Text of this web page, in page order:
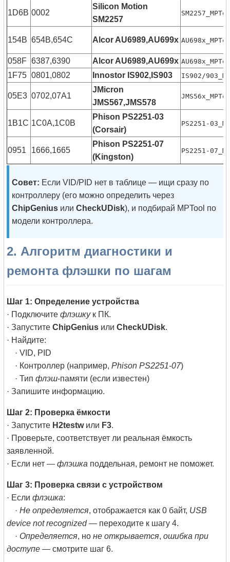
1D6B 0002
Silicon Motion
SM2257
154B 654B,654C Alcor AU6989,AU699x
058F 6387,6390 Alcor AU6989,AU699x
1F75 0801,0802 Innostor IS902,IS903 IS902/
05E3 0702,07A1
JMicron
JMS567,JMS578
1B1C 1C0A,1C0B
Phison PS2251-03
(Corsair)
PS2251-
0951 1666,1665
Phison PS2251-07
(Kingston)
PS2251-
Совет: Если VID/PID нет в таблице — ищи сразу по
контроллеру (его можно определить через
ChipGenius илиCheckUDisk), и подбирай MPTool по
модели контроллера.
2. Алгоритм диагностики и
ремонта флэшки по шагам
Шаг 1: Определение устройства
· Подключитефлэшкук ПК.
· ЗапуститеChipGenius илиCheckUDisk.
· Найдите:
· VID, PID
· Контроллер (например,Phison PS2251-07)
· Типфлэш-памяти (если известен)
· Запишите информацию.
Шаг 2: Проверка ёмкости
· Запустите H2testwили F3.
· Проверьте, соответствует ли реальная ёмкость
заявленной.
· Если нет —флэшка поддельная, ремонт не поможет.
Шаг 3: Проверка связи с устройством
· Еслифлэшка:
·Не определяется, отображается как 0 байт, USB
device not recognized— переходите к шагу 4.
· Определяется, ноне открывается,ошибка при
доступе — смотрите шаг 6.